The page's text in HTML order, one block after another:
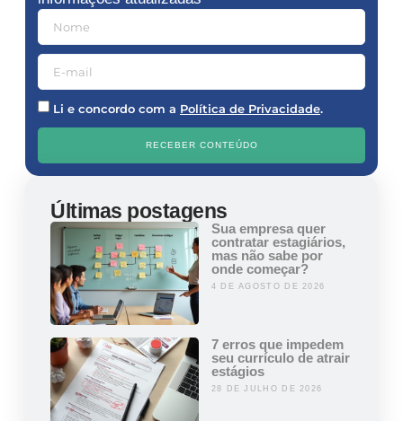
Li e concordo com a Política de Privacidade.
RECEBER CONTEÚDO
Últimas postagens
Sua empresa quer
contratar estagiários,
mas não sabe por
onde começar?
4 DE AGOSTO DE 2026
7 erros que impedem
seu currículo de atrair
estágios
28 DE JULHO DE 2026